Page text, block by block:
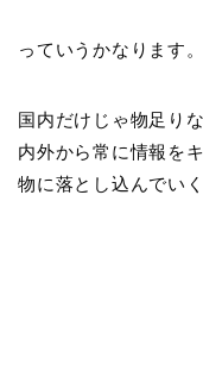
っていうかなります。
国内だけじゃ物足り
内外から常に情報を
物に落とし込んでい